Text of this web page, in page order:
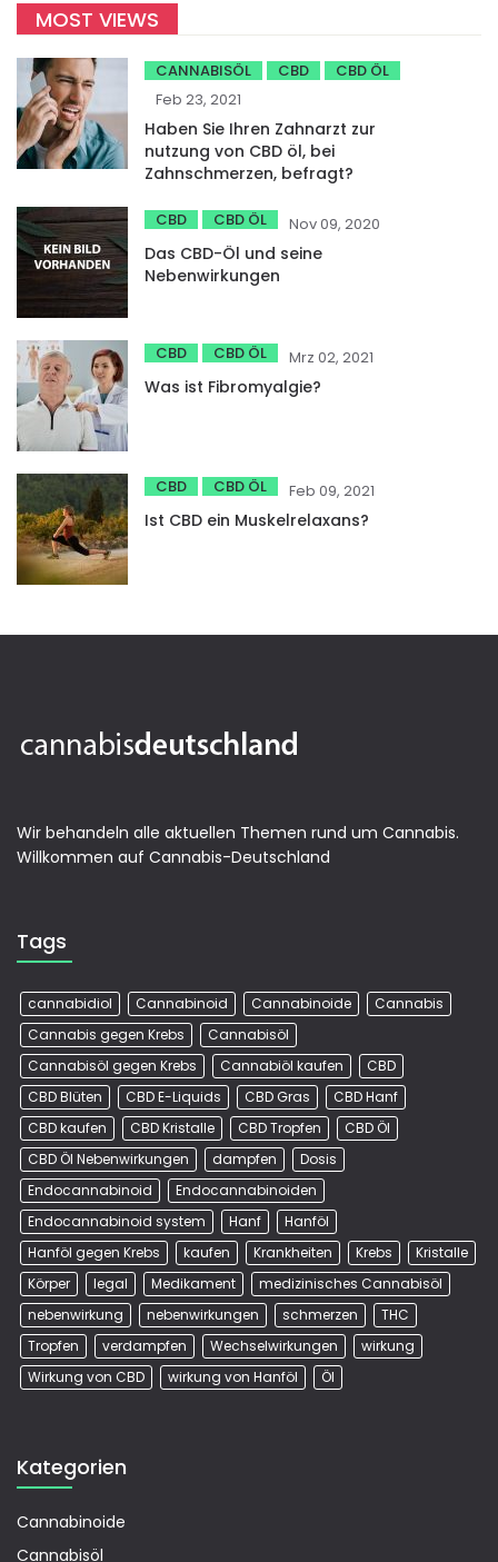
MOST VIEWS
CANNABISÖL CBD
CBD ÖL
Feb 23, 2021
Haben Sie Ihren Zahnarzt zur
nutzung von CBD öl, bei
Zahnschmerzen, befragt?
CBD CBD ÖL Nov 09, 2020
Das CBD-Öl und seine
Nebenwirkungen
CBD CBD ÖL Mrz 02, 2021
Was ist Fibromyalgie?
CBD CBD ÖL Feb 09, 2021
Ist CBD ein Muskelrelaxans?
Wir behandeln alle aktuellen Themen rund um Cannabis.
Willkommen auf Cannabis-Deutschland
Tags
cannabidiol Cannabinoid Cannabinoide
Cannabis
Cannabis gegen Krebs
Cannabisöl
Cannabisöl gegen Krebs
Cannabiöl kaufen
CBD
CBD Blüten
CBD E-Liquids CBD Gras
CBD Hanf
CBD kaufen
CBD Kristalle CBD Tropfen
CBD Öl
CBD Öl Nebenwirkungen
dampfen
Dosis
Endocannabinoid
Endocannabinoiden
Endocannabinoid system
Hanf
Hanföl
Hanföl gegen Krebs
kaufen Krankheiten Krebs
Kristalle
Körper
legal Medikament
medizinisches Cannabisöl
nebenwirkung
nebenwirkungen schmerzen
THC
Tropfen
verdampfen Wechselwirkungen
wirkung
Wirkung von CBD
wirkung von Hanföl Öl
Kategorien
Cannabinoide
Cannabisöl